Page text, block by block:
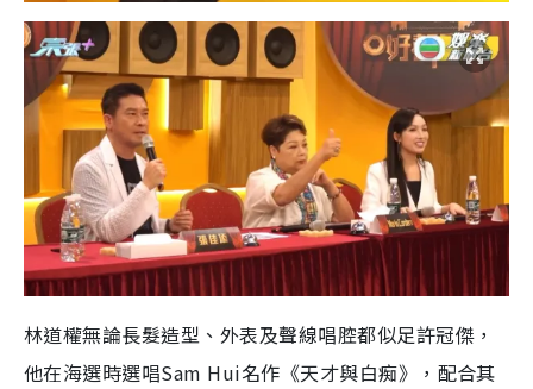
林道權無論長髮造型、外表及聲線唱腔都似足許冠傑，
他在海選時選唱Sam Hui名作《天才與白痴》，配合其